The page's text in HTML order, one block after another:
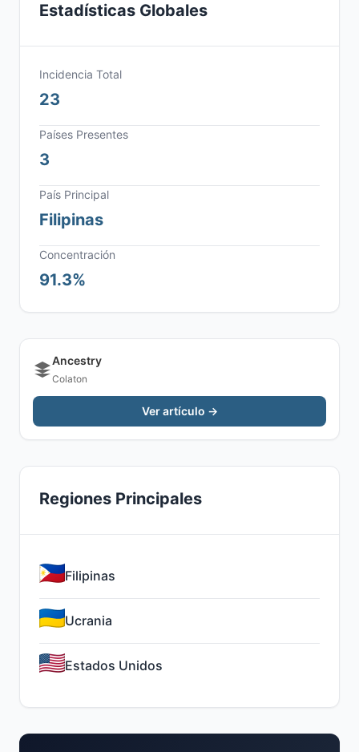
Estadísticas Globales
Incidencia Total
23
Países Presentes
3
País Principal
Filipinas
Concentración
91.3%
Ancestry
Colaton
Ver artículo →
Regiones Principales
Filipinas
Ucrania
Estados Unidos